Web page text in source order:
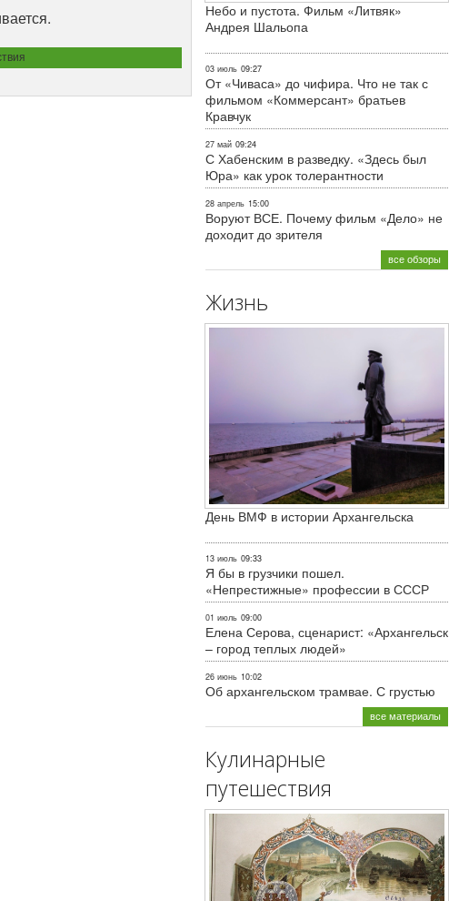
Небо и пустота. Фильм «Литвяк»
Андрея Шальопа
03 июль 09:27
От «Чиваса» до чифира. Что не так с
фильмом «Коммерсант» братьев
Кравчук
27 май 09:24
С Хабенским в разведку. «Здесь был
Юра» как урок толерантности
28 апрель 15:00
Воруют ВСЕ. Почему фильм «Дело» не
доходит до зрителя
все обзоры
Жизнь
День ВМФ в истории Архангельска
13 июль 09:33
Я бы в грузчики пошел.
«Непрестижные» профессии в СССР
01 июль 09:00
Елена Серова, сценарист: «Архангельск
– город теплых людей»
26 июнь 10:02
Об архангельском трамвае. С грустью
все материалы
Кулинарные
путешествия